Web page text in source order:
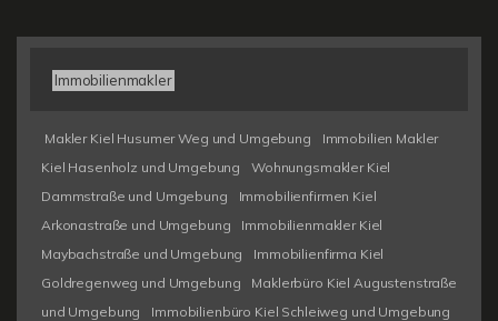
Immobilienmakler
Makler Kiel Husumer Weg und Umgebung
Immobilien Makler
Kiel Hasenholz und Umgebung
Wohnungsmakler Kiel
Dammstraße und Umgebung
Immobilienfirmen Kiel
Arkonastraße und Umgebung
Immobilienmakler Kiel
Maybachstraße und Umgebung
Immobilienfirma Kiel
Goldregenweg und Umgebung
Maklerbüro Kiel Augustenstraße
und Umgebung
Immobilienbüro Kiel Schleiweg und Umgebung